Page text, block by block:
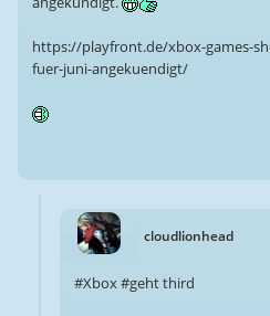
https://playfront.de/xbox-games-
fuer-juni-angekuendigt/
cloudlionhead
#Xbox #geht third